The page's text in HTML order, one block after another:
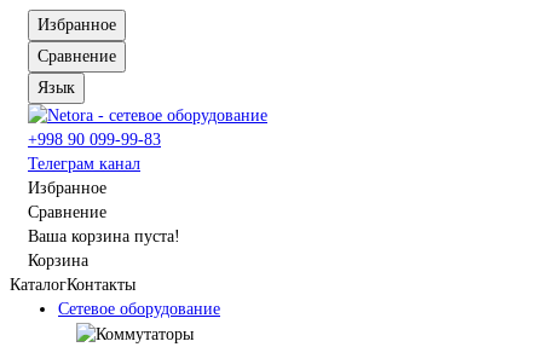
Избранное
Сравнение
Язык
+998 90 099-99-83
Телеграм канал
Избранное
Сравнение
Ваша корзина пуста!
Корзина
КаталогКонтакты
Сетевое оборудование